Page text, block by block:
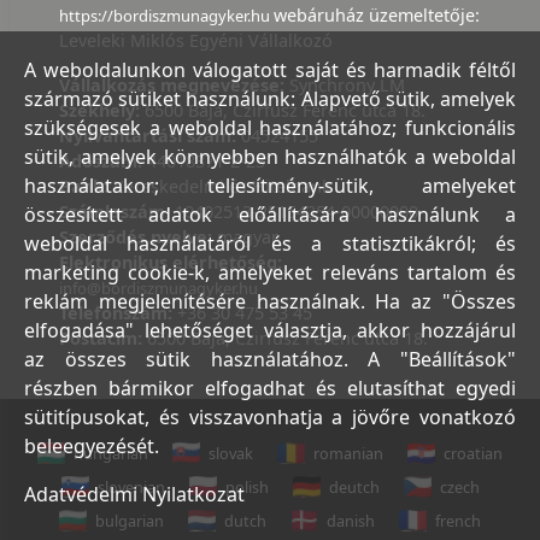
https://bordiszmunagyker.hu webáruház üzemeltetője:
Leveleki Miklós Egyéni Vállalkozó
Vállalkozás megnevezése: Synchrony LM
Székhely:6500 Baja, Czirfusz Ferenc utca 18.
Nyilvántartási szám:04524155
Adószám:44018371-2-23
Bank:Kereskedelmi és Hitelbank
Számlaszám:10402513-25154254-00000000
Szerződés nyelve:magyar
Elektronikus elérhetőség:
info@bordiszmunagyker.hu
Telefonszám: +36 30 475 53 45
Postacím:6500 Baja, Czirfusz Ferenc utca 18.
hungarian slovak romanian
croatian
slovenian
polish deutch
czech
bulgarian
dutch danish french
A weboldalunkon válogatott saját és harmadik féltől
származó sütiket használunk: Alapvető sütik, amelyek
szükségesek a weboldal használatához; funkcionális
sütik, amelyek könnyebben használhatók a weboldal
használatakor; teljesítmény-sütik, amelyeket
összesített adatok előállítására használunk a
weboldal használatáról és a statisztikákról; és
marketing cookie-k, amelyeket releváns tartalom és
reklám megjelenítésére használnak. Ha az "Összes
elfogadása" lehetőséget választja, akkor hozzájárul
az összes sütik használatához. A "Beállítások"
részben bármikor elfogadhat és elutasíthat egyedi
sütitípusokat, és visszavonhatja a jövőre vonatkozó
beleegyezését.
Adatvédelmi Nyilatkozat